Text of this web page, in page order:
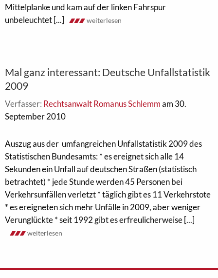
Mittelplanke und kam auf der linken Fahrspur
unbeleuchtet [...]
weiterlesen
Mal ganz interessant: Deutsche Unfallstatistik
2009
Verfasser: Rechtsanwalt Romanus Schlemmam 30.
September 2010
Auszug aus der umfangreichen Unfallstatistik 2009 des
Statistischen Bundesamts: * es ereignet sich alle 14
Sekunden ein Unfall auf deutschen Straßen (statistisch
betrachtet) * jede Stunde werden 45 Personen bei
Verkehrsunfällen verletzt * täglich gibt es 11 Verkehrstote
* es ereigneten sich mehr Unfälle in 2009, aber weniger
Verunglückte * seit 1992 gibt es erfreulicherweise [...]
weiterlesen